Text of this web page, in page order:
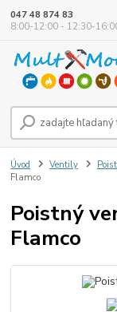
047 48 874 83
8:00-12:00 - 12:30-
Úvod Ventily
Flamco
Poistný
Flamco